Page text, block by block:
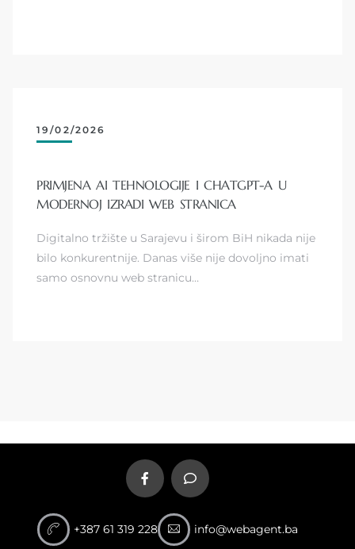
19/02/2026
PRIMJENA AI TEHNOLOGIJE I CHATGPT-A U
MODERNOJ IZRADI WEB STRANICA
Digitalno tržište u Sarajevu i širom BiH nikada nije
bilo konkurentnije. Danas više nije dovoljno imati
samo osnovnu web stranicu…
+387 61 319 228 info@webagent.ba